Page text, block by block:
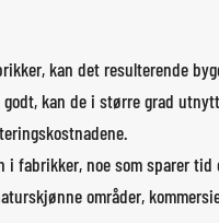
kan det resulterende
kan de i større grad
fabrikker, noe som sparer tid
områder,